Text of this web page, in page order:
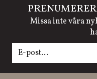
Missa inte våra